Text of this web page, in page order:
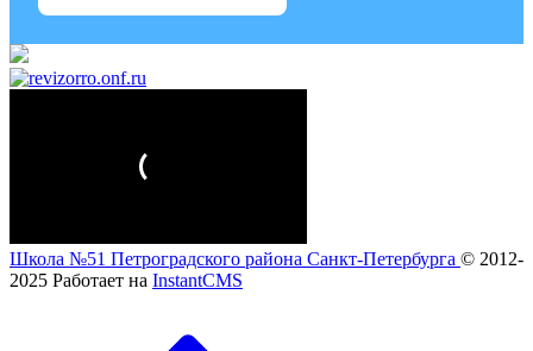
Школа №51 Петроградского района Санкт-Петербурга © 2012-
2025 Работает на InstantCMS